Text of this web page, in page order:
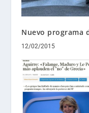
Nuevo programa
12/02/2015